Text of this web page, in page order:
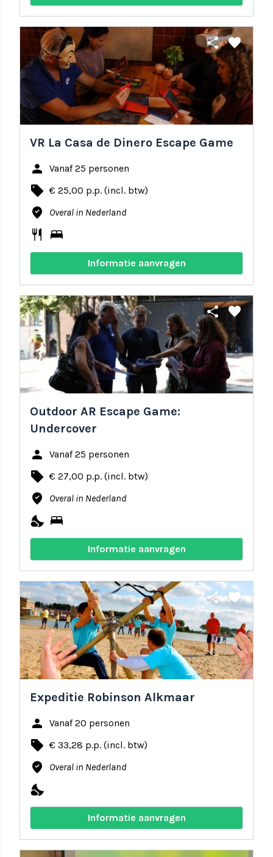
share favorite
VR La Casa de Dinero Escape Game
person Vanaf 25 personen
local_offer € 25,00 p.p. (incl. btw)
where_to_vote Overal in Nederland
restaurant bed
Informatie aanvragen
share favorite
Outdoor AR Escape Game:
Undercover
person Vanaf 25 personen
local_offer € 27,00 p.p. (incl. btw)
where_to_vote Overal in Nederland
nights_stay bed
Informatie aanvragen
share favorite
Expeditie Robinson Alkmaar
person Vanaf 20 personen
local_offer € 33,28 p.p. (incl. btw)
where_to_vote Overal in Nederland
nights_stay
Informatie aanvragen